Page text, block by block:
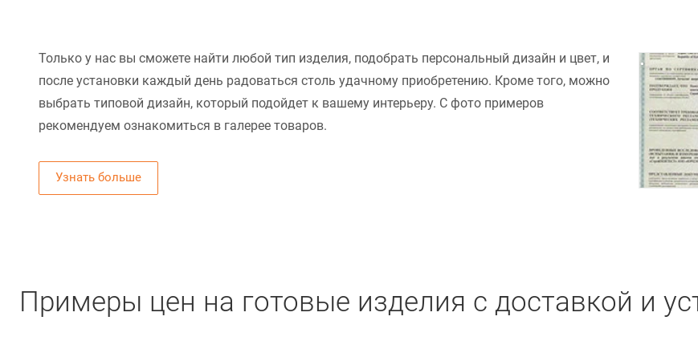
Только у нас вы сможете найти любой тип изделия, подобрать персональный дизайн и цвет, и
после установки каждый день радоваться столь удачному приобретению. Кроме того, можно
выбрать типовой дизайн, который подойдет к вашему интерьеру. С фото примеров
рекомендуем ознакомиться в галерее товаров.
Узнать больше
Примеры цен на готовые изделия с доставкой и